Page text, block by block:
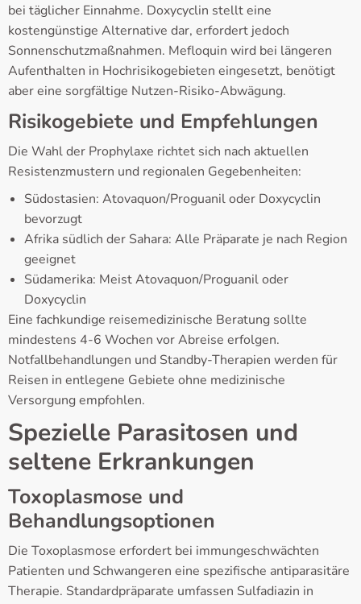
bei täglicher Einnahme. Doxycyclin stellt eine
kostengünstige Alternative dar, erfordert jedoch
Sonnenschutzmaßnahmen. Mefloquin wird bei längeren
Aufenthalten in Hochrisikogebieten eingesetzt, benötigt
aber eine sorgfältige Nutzen-Risiko-Abwägung.
Risikogebiete und Empfehlungen
Die Wahl der Prophylaxe richtet sich nach aktuellen
Resistenzmustern und regionalen Gegebenheiten:
Südostasien: Atovaquon/Proguanil oder Doxycyclin
bevorzugt
Afrika südlich der Sahara: Alle Präparate je nach Region
geeignet
Südamerika: Meist Atovaquon/Proguanil oder
Doxycyclin
Eine fachkundige reisemedizinische Beratung sollte
mindestens 4-6 Wochen vor Abreise erfolgen.
Notfallbehandlungen und Standby-Therapien werden für
Reisen in entlegene Gebiete ohne medizinische
Versorgung empfohlen.
Spezielle Parasitosen und
seltene Erkrankungen
Toxoplasmose und
Behandlungsoptionen
Die Toxoplasmose erfordert bei immungeschwächten
Patienten und Schwangeren eine spezifische antiparasitäre
Therapie. Standardpräparate umfassen Sulfadiazin in